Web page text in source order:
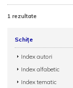
1 rezultate
Schițe
Index autori
Index alfabetic
Index tematic